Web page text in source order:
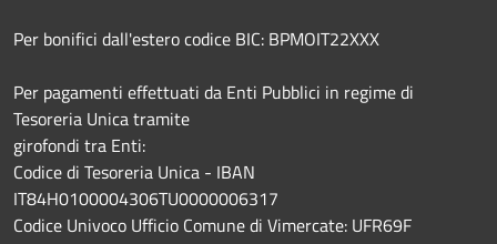
Per bonifici dall'estero codice BIC: BPMOIT22XXX
Per pagamenti effettuati da Enti Pubblici in regime di
Tesoreria Unica tramite
girofondi tra Enti:
Codice di Tesoreria Unica - IBAN
IT84H0100004306TU0000006317
Codice Univoco Ufficio Comune di Vimercate: UFR69F